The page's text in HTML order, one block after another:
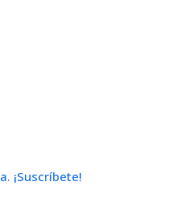
¡Suscríbete!